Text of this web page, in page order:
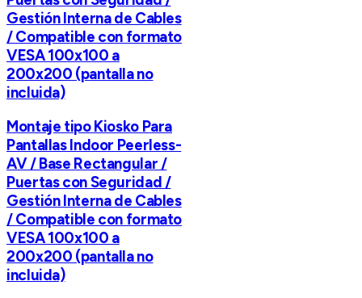
Gestión Interna de Cables
/ Compatible con formato
VESA 100x100 a
200x200 (pantalla no
incluida)
Montaje tipo Kiosko Para
Pantallas Indoor Peerless-
AV / Base Rectangular /
Puertas con Seguridad /
Gestión Interna de Cables
/ Compatible con formato
VESA 100x100 a
200x200 (pantalla no
incluida)